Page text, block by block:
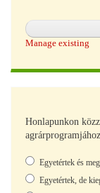
Manage existing
Honlapunkon
Választások
Egyetértek és
Egyetértek, de